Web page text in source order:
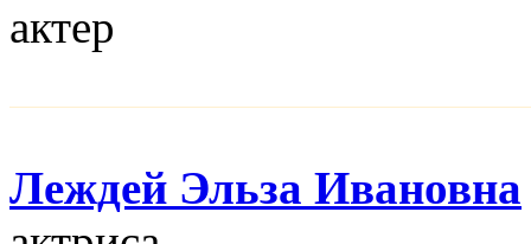
актер
Леждей Эльза Ивановна